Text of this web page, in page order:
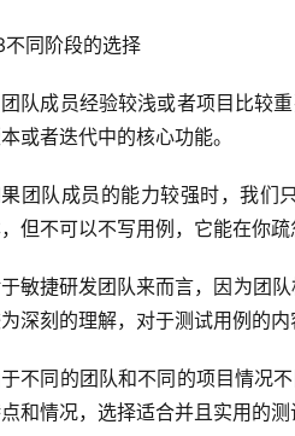
不同阶段的选择
队成员经验较浅或者项目比较
或者迭代中的核心功能。
团队成员的能力较强时，我们
但不可以不写用例，它能在你
敏捷研发团队来而言，因为团
深刻的理解，对于测试用例的
不同的团队和不同的项目情况
和情况，选择适合并且实用的